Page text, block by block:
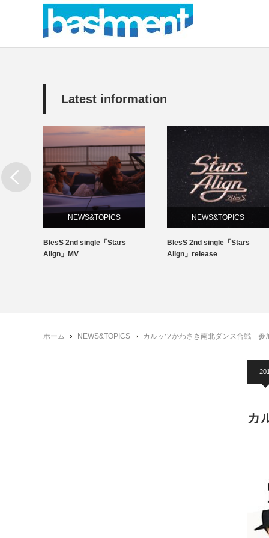
Latest information
NEWS&TOPICS
BlesS 2nd single「Stars
Align」release
NEWS&TOPICS
BlesSのUKA DJデビュー
ホーム NEWS&TOPICS カルッツかわさき南北ダンス合戦 参
カ